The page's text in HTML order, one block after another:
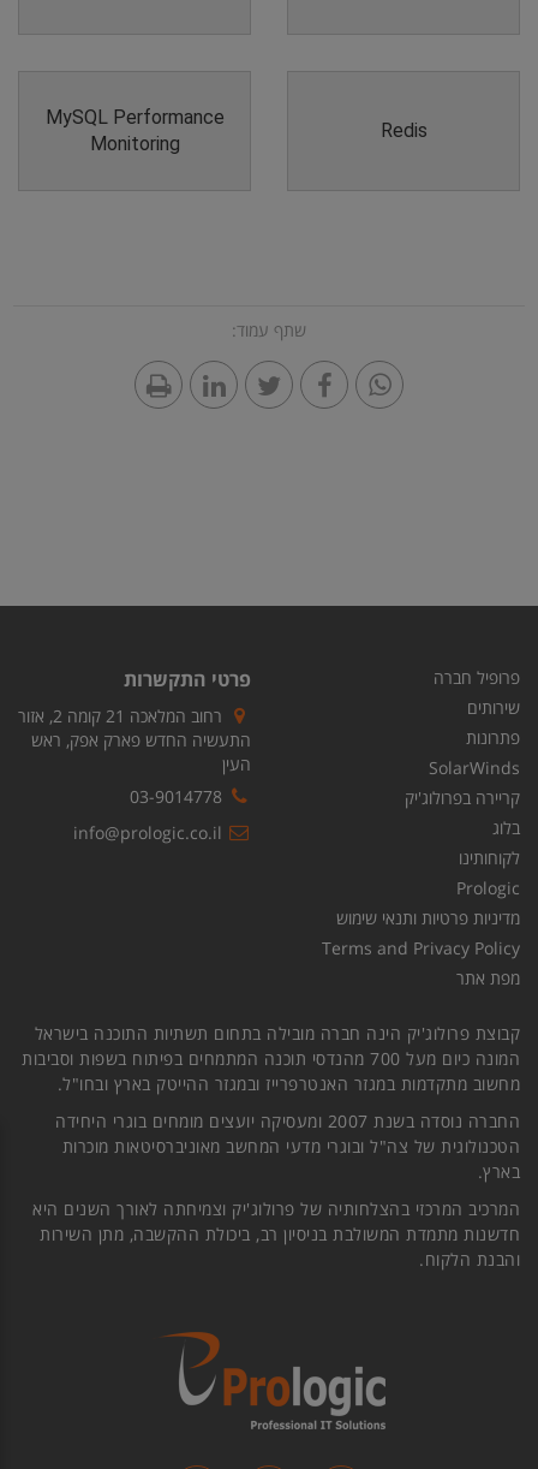
MySQL Performance
Monitoring
Redis
שתף עמוד:
פרופיל חברה
שירותים
פתרונות
SolarWinds
קריירה בפרולוג'יק
בלוג
לקוחותינו
Prologic
מדיניות פרטיות ותנאי שימוש
Terms and Privacy Policy
מפת אתר
פרטי התקשרות
רחוב המלאכה 21 קומה 2, אזור
התעשיה החדש פארק אפק, ראש
העין
03-9014778
info@prologic.co.il
קבוצת פרולוג'יק הינה חברה מובילה בתחום תשתיות התוכנה בישראל
המונה כיום מעל 700 מהנדסי תוכנה המתמחים בפיתוח בשפות וסביבות
מחשוב מתקדמות במגזר האנטרפרייז ובמגזר ההייטק בארץ ובחו"ל.
החברה נוסדה בשנת 2007 ומעסיקה יועצים מומחים בוגרי היחידה
הטכנולוגית של צה"ל ובוגרי מדעי המחשב מאוניברסיטאות מוכרות
בארץ.
המרכיב המרכזי בהצלחותיה של פרולוג'יק וצמיחתה לאורך השנים היא
חדשנות מתמדת המשולבת בניסיון רב, ביכולת ההקשבה, מתן השירות
והבנת הלקוח.